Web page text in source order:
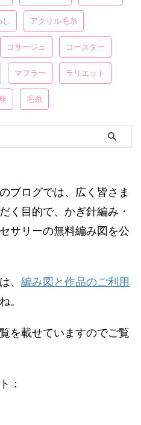
アクリル毛糸
コサージュ コースター
マフラー ラリエット
毛糸
ブログでは、広く皆さま
く目的で、かぎ針編み・
サリーの無料編み図を公
、 編み図と作品のご利用
。
を載せていますのでご覧
：